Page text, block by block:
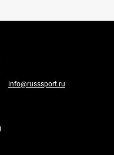
info@russsport.ru